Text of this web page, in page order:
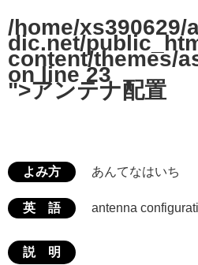
/home/xs390629/
dic.net/
content/themes/
on line 23
">アンテナ配置
よみ方 あんてなはいち
英 語 antenna
説 明